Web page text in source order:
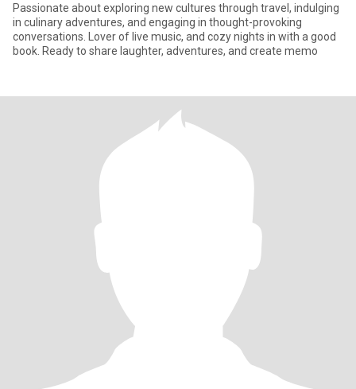
Passionate about exploring new cultures through travel, indulging
in culinary adventures, and engaging in thought-provoking
conversations. Lover of live music, and cozy nights in with a good
book. Ready to share laughter, adventures, and create memo